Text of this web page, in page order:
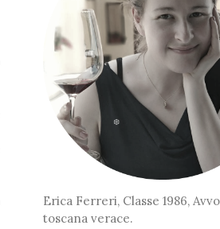
Erica Ferreri, Classe 1986,
toscana verace.